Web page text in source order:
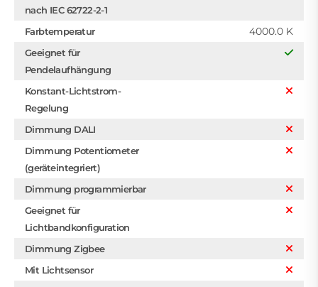
nach IEC 62722-2-1
Farbtemperatur 4000.0 K
Geeignet für
Pendelaufhängung
Konstant-Lichtstrom-
Regelung
Dimmung DALI
Dimmung Potentiometer
(geräteintegriert)
Dimmung programmierbar
Geeignet für
Lichtbandkonfiguration
Dimmung Zigbee
Mit Lichtsensor